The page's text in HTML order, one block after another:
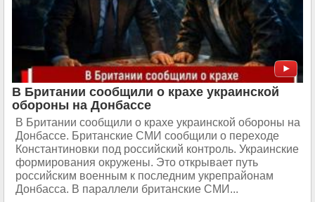
В Британии сообщили о крахе украинской
обороны на Донбассе
В Британии сообщили о крахе украинской обороны на
Донбассе. Британские СМИ сообщили о переходе
Константиновки под российский контроль. Украинские
формирования окружены. Это открывает путь
российским военным к последним укрепрайонам
Донбасса. В параллели британские СМИ...